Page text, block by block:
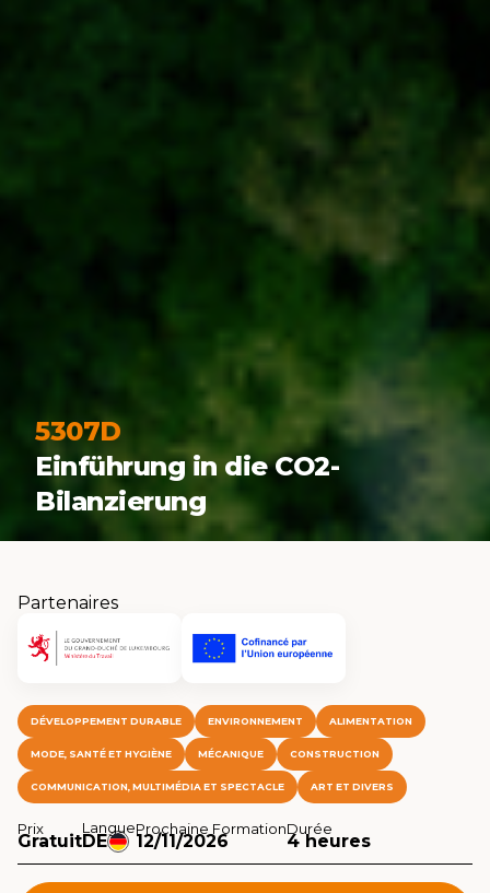
5307D
Einführung in die CO2-
Bilanzierung
Partenaires
DÉVELOPPEMENT DURABLE ENVIRONNEMENT ALIMENTATION
MODE, SANTÉ ET HYGIÈNE MÉCANIQUE CONSTRUCTION
COMMUNICATION, MULTIMÉDIA ET SPECTACLE ART ET DIVERS
Prix
Gratuit
Langue
DE
Prochaine Formation
12/11/2026
Durée
4 heures